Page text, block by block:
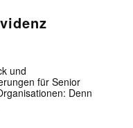
und
für Senior
Denn